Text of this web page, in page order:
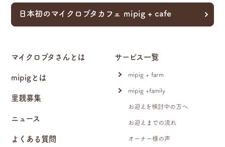
日本初のマイクロブタカフェ mipig + cafe
マイクロブタさんとは
mipigとは
里親募集
サービス一覧
mipig + farm
mipig +family
お迎えを検討中の方へ
お迎えまでの流れ
オーナー様の声
ニュース
よくある質問